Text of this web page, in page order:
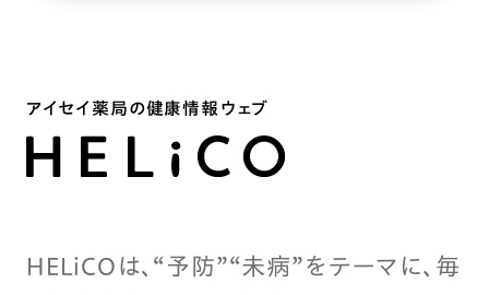
アイセイ薬局の健康情報ウェブ
HELiCOは、“予防”“未病”をテーマに、毎